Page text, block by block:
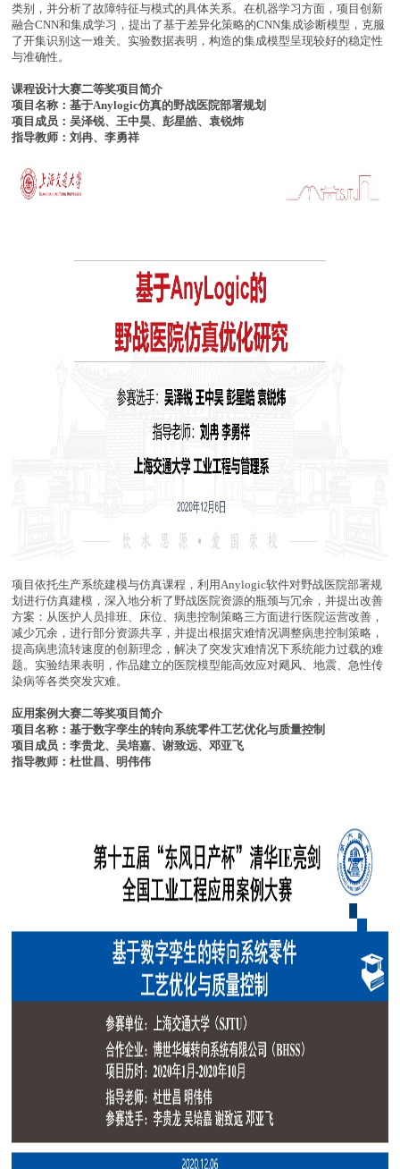
类别，并分析了故障特征与模式的具体关系。在机器学习方面，项目创新
融合CNN和集成学习，提出了基于差异化策略的CNN集成诊断模型，克服
了开集识别这一难关。实验数据表明，构造的集成模型呈现较好的稳定性
与准确性。
课程设计大赛二等奖项目简介
项目名称：基于Anylogic仿真的野战医院部署规划
项目成员：吴泽锐、王中昊、彭星皓、袁锐炜
指导教师：刘冉、李勇祥
项目依托生产系统建模与仿真课程，利用Anylogic软件对野战医院部署规
划进行仿真建模，深入地分析了野战医院资源的瓶颈与冗余，并提出改善
方案：从医护人员排班、床位、病患控制策略三方面进行医院运营改善，
减少冗余，进行部分资源共享，并提出根据灾难情况调整病患控制策略，
提高病患流转速度的创新理念，解决了突发灾难情况下系统能力过载的难
题。实验结果表明，作品建立的医院模型能高效应对飓风、地震、急性传
染病等各类突发灾难。
应用案例大赛二等奖项目简介
项目名称：基于数字孪生的转向系统零件工艺优化与质量控制
项目成员：李贵龙、吴培嘉、谢致远、邓亚飞
指导教师：杜世昌、明伟伟